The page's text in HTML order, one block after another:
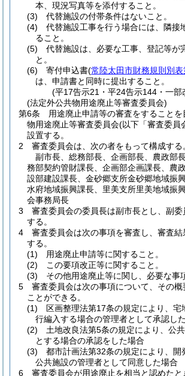
本、現況写真等を添付すること。
(3)
代替施設の付帯条件はないこと。
(4)
代替施設工事を行う場合には、隣接
ること。
(5)
代替施設は、必要な工事、登記等が
と。
(6)
寄付申込書(常陸太田市財務規則別表
は、申請書と同時に提出すること。
(平17告示21・平24告示144・一部
(法定外公共物用途廃止等審査委員会)
第6条
用途廃止申請等の審査をすること
物用途廃止等審査委員会(以下「審査委員
設置する。
2
審査委員会は、次の者をもって構成する
副市長、総務部長、企画部長、農政部
務部契約管財課長、企画部企画課長、農
設部建設課長、金砂郷支所金砂郷地域振
水府地域振興課長、里美支所里美地域振
会事務局長
3
審査委員会の委員長は副市長とし、副委
する。
4
審査委員会は次の事項を審査し、審査
する。
(1)
用途廃止申請等に関すること。
(2)
この要項改正等に関すること。
(3)
その他用途廃止等に関し、必要な事
5
審査委員会は次の事項について、その
ことができる。
(1)
区画整理法第17条の規定により、宅
行編入する場合の管理者として承認し
(2)
土地改良法第5条の規定により、公
とする場合の承認をした場合
(3)
都市計画法第32条の規定により、開
公共施設の管理者として同意した場合
6
審査委員会が用途廃止を相当と認めた